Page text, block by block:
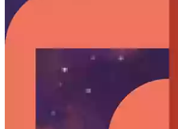
Ayuda al participante